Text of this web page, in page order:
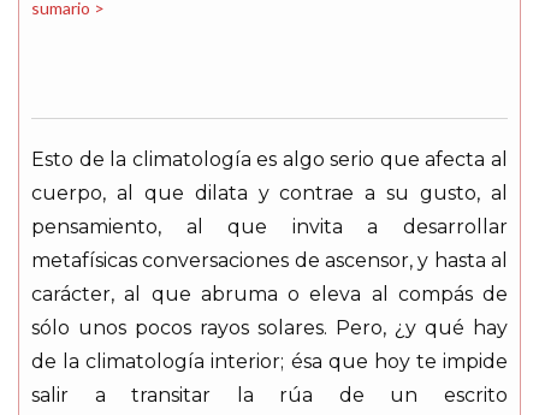
sumario >
Esto de la climatología es algo serio que afecta al
cuerpo, al que dilata y contrae a su gusto, al
pensamiento, al que invita a desarrollar
metafísicas conversaciones de ascensor, y hasta al
carácter, al que abruma o eleva al compás de
sólo unos pocos rayos solares. Pero, ¿y qué hay
de la climatología interior; ésa que hoy te impide
salir a transitar la rúa de un escrito